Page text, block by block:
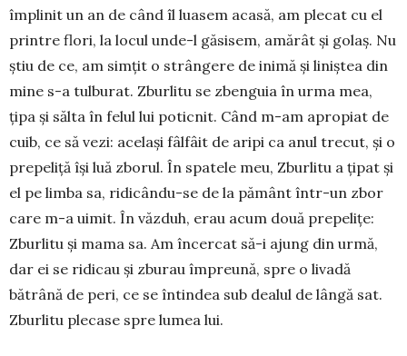
împlinit un an de când îl lua­sem acasă, am plecat cu el
printre flori, la locul unde-l gă­sisem, amă­rât și golaș. Nu
știu de ce, am sim­țit o strângere de ini­mă și li­niș­tea din
mine s-a tulbu­rat. Zburlitu se zbenguia în urma mea,
țipa și sălta în felul lui po­tic­nit. Când m-am apropiat de
cuib, ce să vezi: ace­lași fâlfâit de aripi ca anul tre­cut, și o
prepeliță își luă zborul. În spatele meu, Zburlitu a țipat și
el pe limba sa, ridicându-se de la pă­mânt într-un zbor
care m-a uimit. În văzduh, erau acum două prepe­lițe:
Zburlitu și mama sa. Am în­cercat să-i ajung din ur­mă,
dar ei se ridicau și zburau îm­preună, spre o livadă
bătrână de peri, ce se întindea sub dealul de lângă sat.
Zburlitu plecase spre lumea lui.